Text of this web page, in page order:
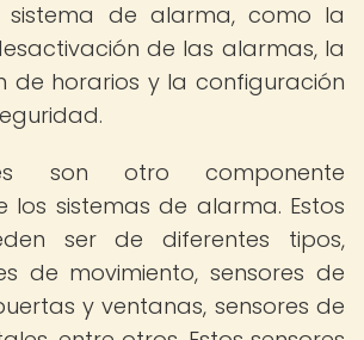
sistema de alarma, como la
de las alarmas, la
de horarios y la configuración
son otro componente
los sistemas de alarma. Estos
ser de diferentes tipos,
de movimiento, sensores de
y ventanas, sensores de